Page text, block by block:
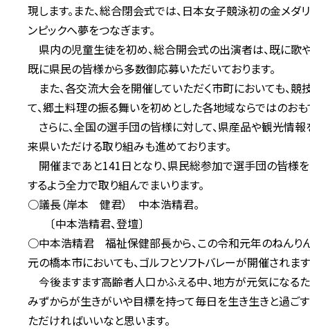
現します。また、総合閉会式では、日本女子競泳初の金メ
ンピックへ夢をつなぎます。
県内の児童生徒を初め、総合開会式の出演者は、既に歌
既に県民の皆様から多数御応募いただいております。
また、各交流大会を開催していただく市町においても、
て、郷土料理の振る舞いを初めとした各地域ならではのおも
さらに、全国の選手団の皆様に対して、県産品や観光情
来県いただける取り組みも進めております。
開催まであと141日となり、県民総参加で選手団の皆様を
するよう全力で取り組んでまいります。
○議長（岸本 健君） 中本浩精君。
〔中本浩精君、登壇〕
○中本浩精君 福祉保健部長から、この令和元年のねんりん
元の橋本市においても、ゴルフとソフトバレーが開催されま
今後ますます高齢者人口かふえる中、地方が元気になる
みずからが生きがいや目標を持って毎日を生き生きと過ご
ただければいいなと思います。